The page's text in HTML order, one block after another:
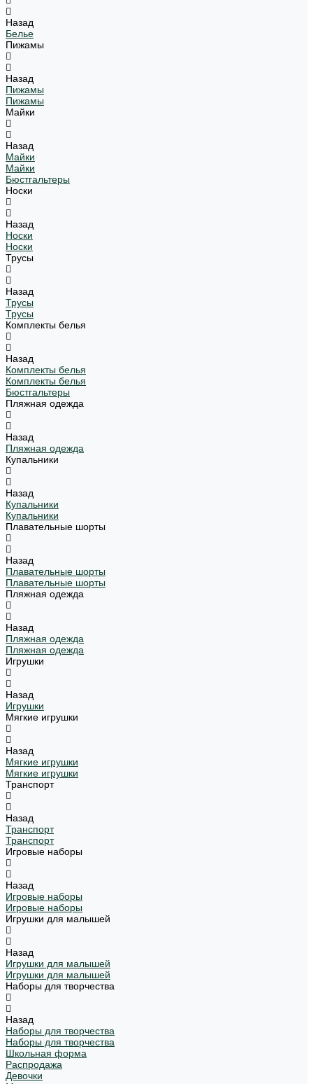
Назад
Белье
Пижамы
Назад
Пижамы
Пижамы
Майки
Назад
Майки
Майки
Бюстгальтеры
Носки
Назад
Носки
Носки
Трусы
Назад
Трусы
Трусы
Комплекты белья
Назад
Комплекты белья
Комплекты белья
Бюстгальтеры
Пляжная одежда
Назад
Пляжная одежда
Купальники
Назад
Купальники
Купальники
Плавательные шорты
Назад
Плавательные шорты
Плавательные шорты
Пляжная одежда
Назад
Пляжная одежда
Пляжная одежда
Игрушки
Назад
Игрушки
Мягкие игрушки
Назад
Мягкие игрушки
Мягкие игрушки
Транспорт
Назад
Транспорт
Транспорт
Игровые наборы
Назад
Игровые наборы
Игровые наборы
Игрушки для малышей
Назад
Игрушки для малышей
Игрушки для малышей
Наборы для творчества
Назад
Наборы для творчества
Наборы для творчества
Школьная форма
Распродажа
Девочки